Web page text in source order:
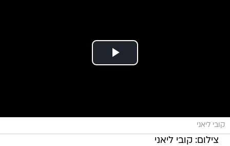
קובי ליאני
צילום: קובי ליאני